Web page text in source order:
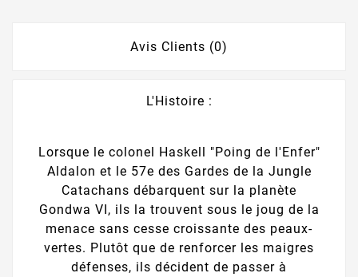
Avis Clients (0)
L'Histoire :
Lorsque le colonel Haskell "Poing de l'Enfer"
Aldalon et le 57e des Gardes de la Jungle
Catachans débarquent sur la planète
Gondwa VI, ils la trouvent sous le joug de la
menace sans cesse croissante des peaux-
vertes. Plutôt que de renforcer les maigres
défenses, ils décident de passer à